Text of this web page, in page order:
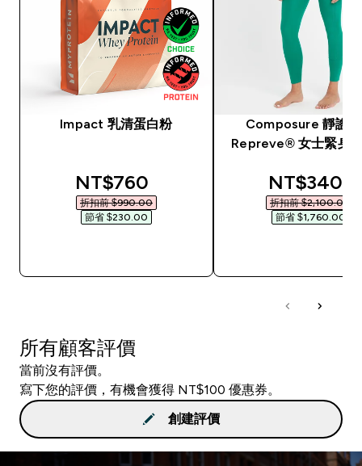
Impact 乳清蛋白粉
discounted price
NT$760‎
折扣前 $990.00‎
節省 $230.00‎
Composure 靜謐
Repreve® 女士緊身
NT$340‎
折扣前 $2,100.00‎
節省 $1,760.00‎
所有顧客評價
當前沒有評價。
寫下您的評價，有機會獲得 NT$100 優惠券。
創建評價